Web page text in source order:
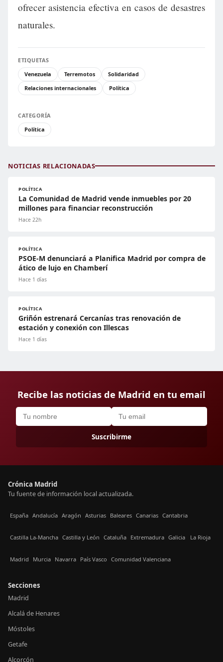
ofrecer asistencia efectiva en casos de desastres
naturales.
ETIQUETAS
Venezuela
Terremotos
Solidaridad
Relaciones internacionales
Política
CATEGORÍA
Política
NOTICIAS RELACIONADAS
POLÍTICA
La Comunidad de Madrid vende inmuebles por 20
millones para financiar reconstrucción
Hace 22h
POLÍTICA
PSOE-M denunciará a Planifica Madrid por compra de
ático de lujo en Chamberí
Hace 1 días
POLÍTICA
Griñón estrenará Cercanías tras renovación de
estación y conexión con Illescas
Hace 1 días
Recibe las noticias de Madrid en tu email
Suscribirme
Crónica Madrid
Tu fuente de información local actualizada.
España Andalucía Aragón Asturias Baleares Canarias Cantabria
Castilla La-Mancha Castilla y León Cataluña Extremadura Galicia La Rioja
Madrid Murcia Navarra País Vasco Comunidad Valenciana
Secciones
Madrid
Alcalá de Henares
Móstoles
Getafe
Alcorcón